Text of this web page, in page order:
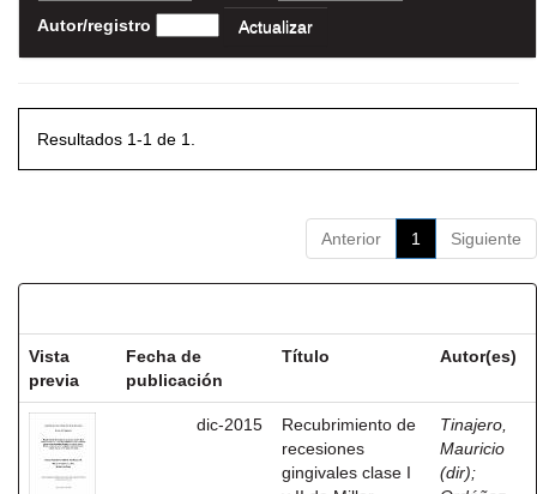
Autor/registro
Resultados 1-1 de 1.
Anterior 1 Siguiente
Vista
previa
Fecha de
publicación
Título Autor(es)
dic-2015
Recubrimiento de
recesiones
gingivales clase I
Tinajero,
Mauricio
(dir);